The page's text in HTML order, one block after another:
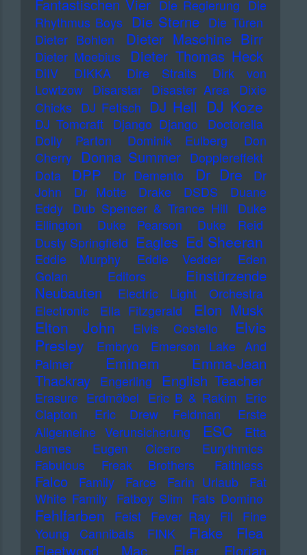
Fantastischen Vier Die Regierung Die
Rhythmus Boys Die Sterne Die Türen
Dieter Bohlen
Dieter Maschine Birr
Dieter Moebius Dieter Thomas Heck
DiIV DIKKA Dire Straits
Dirk von
Lowtzow
Disarstar Disaster Area
Dixie
Chicks DJ Fetisch DJ Hell DJ Koze
DJ Tomcraft Django Django
Doctorella
Dolly Parton
Dominik Eulberg
Don
Cherry Donna Summer Dopplereffekt
Dota
DPP Dr Demento Dr Dre
Dr
John
Dr Motte Drake DSDS
Duane
Eddy
Dub Spencer & Trance Hill
Duke
Ellington
Duke Pearson
Duke Reid
Dusty Springfield Eagles Ed Sheeran
Eddie Murphy Eddie Vedder
Eden
Golan
Editors
Einstürzende
Neubauten
Electric Light Orchestra
Electronic
Ella Fitzgerald Elon Musk
Elton John Elvis Costello
Elvis
Presley
Embryo
Emerson Lake And
Palmer
Eminem
Emma-Jean
Thackray
Engerling English Teacher
Erasure Erdmöbel Eric B & Rakim Eric
Clapton
Eric Drew Feldman
Erste
Allgemeine Verunsicherung
ESC
Etta
James
Eugen Cicero
Eurythmics
Fabulous Freak Brothers
Faithless
Falco Family Farce Farin Urlaub
Fat
White Family Fatboy Slim Fats Domino
Fehlfarben Feist Fever Ray Fil
Fine
Young Cannibals
FINK Flake
Flea
Fleetwood Mac
Fler
Florian